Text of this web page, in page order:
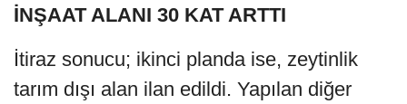
İNŞAAT ALANI 30 KAT ARTTI
İtiraz sonucu; ikinci planda ise, zeytinlik
tarım dışı alan ilan edildi. Yapılan diğer